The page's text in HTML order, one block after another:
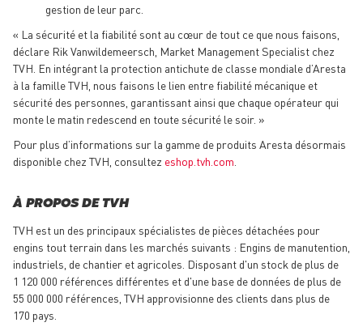
gestion de leur parc.
« La sécurité et la fiabilité sont au cœur de tout ce que nous faisons,
déclare Rik Vanwildemeersch, Market Management Specialist chez
TVH. En intégrant la protection antichute de classe mondiale d’Aresta
à la famille TVH, nous faisons le lien entre fiabilité mécanique et
sécurité des personnes, garantissant ainsi que chaque opérateur qui
monte le matin redescend en toute sécurité le soir. »
Pour plus d’informations sur la gamme de produits Aresta désormais
disponible chez TVH, consultez eshop.tvh.com
À PROPOS DE TVH
TVH est un des principaux spécialistes de pièces détachées pour
engins tout terrain dans les marchés suivants : Engins de manutention,
industriels, de chantier et agricoles. Disposant d'un stock de plus de
1 120 000 références différentes et d'une base de données de plus de
55 000 000 références, TVH approvisionne des clients dans plus de
170 pays.